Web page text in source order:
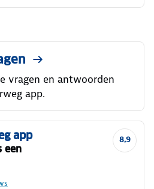
vragen en antwoorden
app.
8,9
app
een